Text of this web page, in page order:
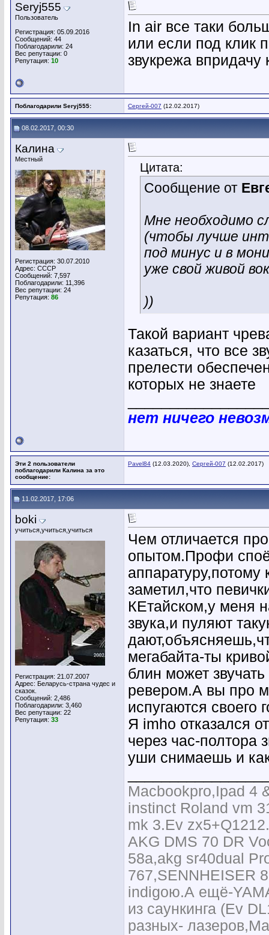
Seryj555
Пользователь
Регистрация: 05.09.2016
Сообщений: 44
Поблагодарили: 24
Вес репутации: 0
Репутация: 10
In air все таки
или если под клик
звукрежа впридачу
Поблагодарили Seryj555: Сергей-007 (12.02.2017)
08.02.2017, 00:30
Калина
Местный
Регистрация: 30.07.2010
Адрес: СССР
Сообщений: 7,597
Поблагодарили: 11,396
Вес репутации: 24
Репутация: 86
Цитата:
Сообщение от
Мне необходимо
(чтобы лучше
под минус и в
уже свой живой
))
Такой вариант
казаться, что все
прелести
которых не знаете
нет ничего
Эти 2 пользователи
поблагодарили Калина за это
сообщение:
Pavel84 (12.03.2020), Сергей-007 (12.02.2017)
11.02.2017, 17:06
boki
учиться,учиться,учиться
Регистрация: 21.07.2007
Адрес: Беларусь-страна чудес и
сказок.
Сообщений: 2,486
Поблагодарили: 3,460
Вес репутации: 22
Репутация: 33
Чем отличается
опытом.Профи
заметил,что
КЕтайском,у меня
звука,и пуляют
мегабайта-ты
блин может
ревером.А вы про
испугаются своего
Я imho отказался
через час-полтора
уши снимаешь и
Macbookpro,Ipad 4
instinct Roland vm
mk 3.Ev zx5+Q1212.
AKG DMS 70 DR
58a,akg sr40dual
767,SENNHEISER
indigoю.А ещё-
из саункинга (Ev
разных-